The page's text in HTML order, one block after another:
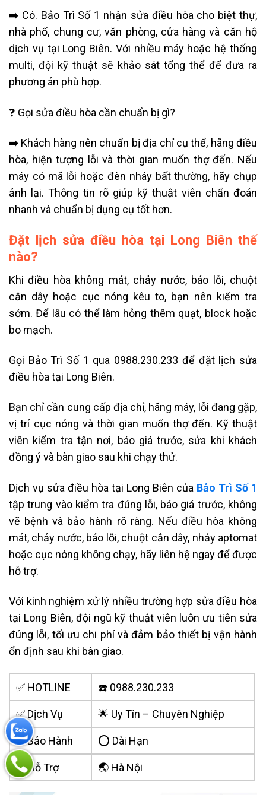
➡️ Có. Bảo Trì Số 1 nhận sửa điều hòa cho biệt thự,
nhà phố, chung cư, văn phòng, cửa hàng và căn hộ
dịch vụ tại Long Biên. Với nhiều máy hoặc hệ thống
multi, đội kỹ thuật sẽ khảo sát tổng thể để đưa ra
phương án phù hợp.
❓ Gọi sửa điều hòa cần chuẩn bị gì?
➡️ Khách hàng nên chuẩn bị địa chỉ cụ thể, hãng điều
hòa, hiện tượng lỗi và thời gian muốn thợ đến. Nếu
máy có mã lỗi hoặc đèn nháy bất thường, hãy chụp
ảnh lại. Thông tin rõ giúp kỹ thuật viên chẩn đoán
nhanh và chuẩn bị dụng cụ tốt hơn.
Đặt lịch sửa điều hòa tại Long Biên thế
nào?
Khi điều hòa không mát, chảy nước, báo lỗi, chuột
cắn dây hoặc cục nóng kêu to, bạn nên kiểm tra
sớm. Để lâu có thể làm hỏng thêm quạt, block hoặc
bo mạch.
Gọi Bảo Trì Số 1 qua 0988.230.233 để đặt lịch sửa
điều hòa tại Long Biên.
Bạn chỉ cần cung cấp địa chỉ, hãng máy, lỗi đang gặp,
vị trí cục nóng và thời gian muốn thợ đến. Kỹ thuật
viên kiểm tra tận nơi, báo giá trước, sửa khi khách
đồng ý và bàn giao sau khi chạy thử.
Dịch vụ sửa điều hòa tại Long Biên của Bảo Trì Số 1
tập trung vào kiểm tra đúng lỗi, báo giá trước, không
vẽ bệnh và bảo hành rõ ràng. Nếu điều hòa không
mát, chảy nước, báo lỗi, chuột cắn dây, nhảy aptomat
hoặc cục nóng không chạy, hãy liên hệ ngay để được
hỗ trợ.
Với kinh nghiệm xử lý nhiều trường hợp sửa điều hòa
tại Long Biên, đội ngũ kỹ thuật viên luôn ưu tiên sửa
đúng lỗi, tối ưu chi phí và đảm bảo thiết bị vận hành
ổn định sau khi bàn giao.
✅ HOTLINE ☎️ 0988.230.233
✅ Dịch Vụ 🌟 Uy Tín – Chuyên Nghiệp
✅ Bảo Hành ⭕ Dài Hạn
✅ Hỗ Trợ 🌏 Hà Nội